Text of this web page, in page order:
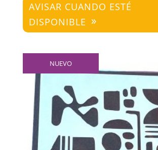
AVISAR CUANDO ESTÉ
DISPONIBLE
NUEVO